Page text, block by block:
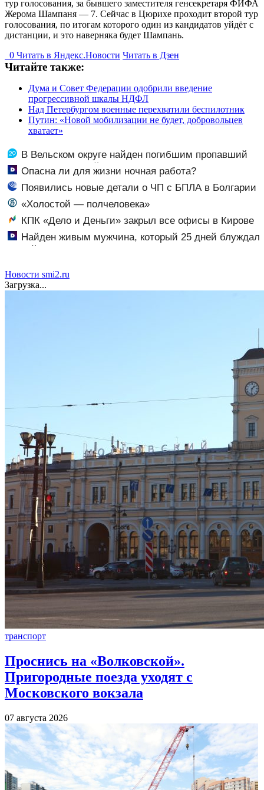
тур голосования, за бывшего заместителя генсекретаря ФИФА
Жерома Шампаня — 7. Сейчас в Цюрихе проходит второй тур
голосования, по итогам которого один из кандидатов уйдёт с
дистанции, и это наверняка будет Шампань.
0 Читать в Яндекс.Новости Читать в Дзен
Читайте также:
Дума и Совет Федерации одобрили введение
прогрессивной шкалы НДФЛ
Над Петербургом военные перехватили беспилотник
Путин: «Новой мобилизации не будет, добровольцев
хватает»
В Вельском округе найден погибшим пропавший
полуторагодовалый ребёнок
Опасна ли для жизни ночная работа?
Появились новые детали о ЧП с БПЛА в Болгарии
«Холостой — полчеловека»
КПК «Дело и Деньги» закрыл все офисы в Кирове
Найден живым мужчина, который 25 дней блуждал
по тайге (ФОТО)
Новости smi2.ru
Загрузка...
транспорт
Проснись на «Волковской».
Пригородные поезда уходят с
Московского вокзала
07 августа 2026